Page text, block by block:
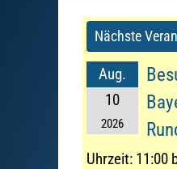
Nächste
Aug.
10
2026
Uhrzeit: 11:00